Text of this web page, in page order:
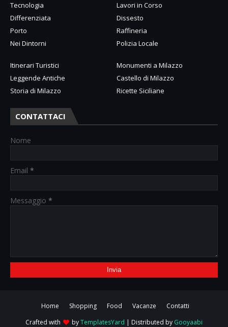
Tecnologia
Lavori in Corso
Differenziata
Dissesto
Porto
Raffineria
Nei Dintorni
Polizia Locale
Itinerari Turistici
Monumenti a Milazzo
Leggende Antiche
Castello di Milazzo
Storia di Milazzo
Ricette Siciliane
CONTATTACI
Nome
Email *
Messaggio *
Home Shopping Food Vacanze
Contatti
Crafted with
byTemplatesYard | Distributed by Gooyaabi